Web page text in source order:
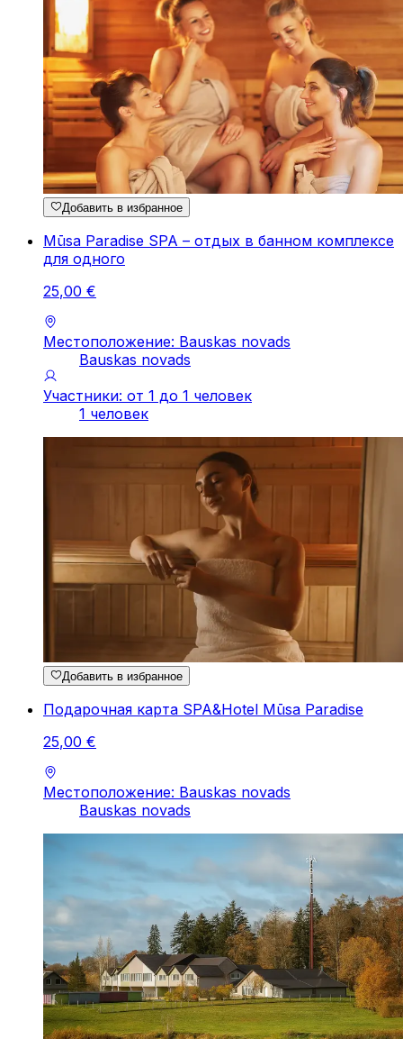
Добавить в избранное
Mūsa Paradise SPA – отдых в банном комплексе
для одного
25,00 €
Местоположение: Bauskas novads
Bauskas novads
Участники: от 1 до 1 человек
1 человек
Добавить в избранное
Подарочная карта SPA&Hotel Mūsa Paradise
25,00 €
Местоположение: Bauskas novads
Bauskas novads